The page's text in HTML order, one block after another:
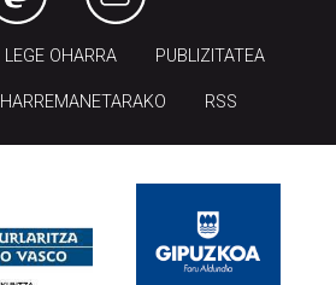
LEGE OHARRA PUBLIZITATEA
HARREMANETARAKO RSS